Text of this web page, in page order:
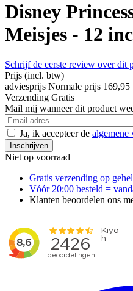
Disney
Meisjes - 12
Schrijf de eerste review over dit
Prijs (incl. btw)
adviesprijs Normale prijs 169,95
Verzending Gratis
Mail mij wanneer dit product
Ja, ik accepteer de algemene
Inschrijven
Niet op voorraad
Gratis verzending op
Vóór 20:00 besteld =
Klanten beoordelen ons